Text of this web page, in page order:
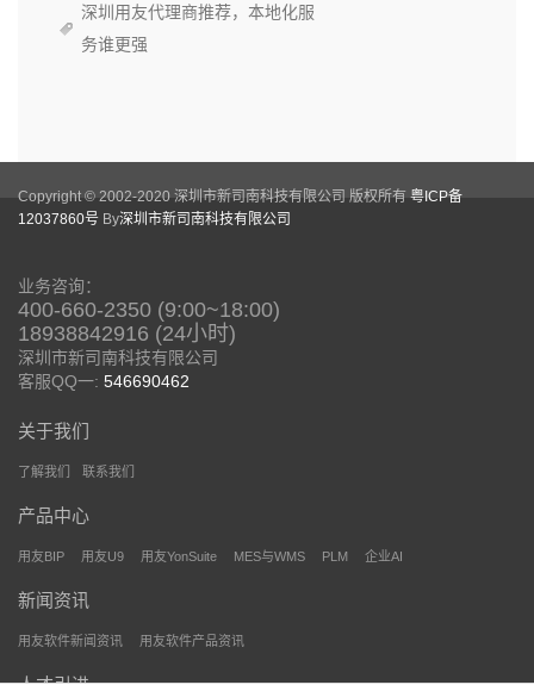
深圳用友代理商推荐，本地化服
务谁更强
Copyright © 2002-2020 深圳市新司南科技有限公司 版权所有 粤ICP备
12037860号 By深圳市新司南科技有限公司
业务咨询：
400-660-2350 (9:00~18:00)
18938842916 (24小时)
深圳市新司南科技有限公司
客服QQ一: 546690462
关于我们
了解我们 联系我们
产品中心
用友BIP 用友U9 用友YonSuite MES与WMS PLM 企业AI
新闻资讯
用友软件新闻资讯 用友软件产品资讯